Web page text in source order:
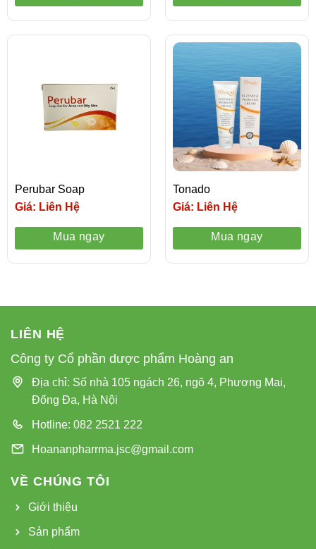
Perubar Soap
Giá: Liên Hệ
Mua ngay
Tonado
Giá: Liên Hệ
Mua ngay
LIÊN HỆ
Công ty Cổ phần dược phẩm Hoàng an
Địa chỉ: Số nhà 105 ngách 26, ngõ 4, Phương Mai,
Đống Đa, Hà Nội
Hotline: 082 2521 222
Hoananpharrma.jsc@gmail.com
VỀ CHÚNG TÔI
Giới thiệu
Sản phẩm